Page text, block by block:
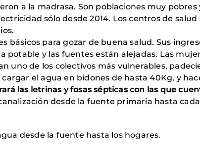
a la madrasa. Son poblaciones muy
sólo desde 2014. Los centros de
básicos para gozar de buena salud. Sus
y las fuentes están alejadas. Las
uno de los colectivos más vulnerables,
el agua en bidones de hasta 40Kg, y
las letrinas y fosas sépticas con las que
desde la fuente primaria hasta
desde la fuente hasta los hogares.